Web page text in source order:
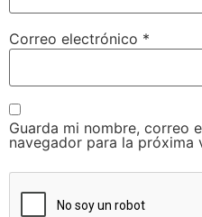
Correo electrónico *
Guarda mi nombre, correo
navegador para la próxima